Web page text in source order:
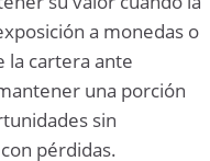
a monedas o
la cartera ante
una porción
sin
pérdidas.